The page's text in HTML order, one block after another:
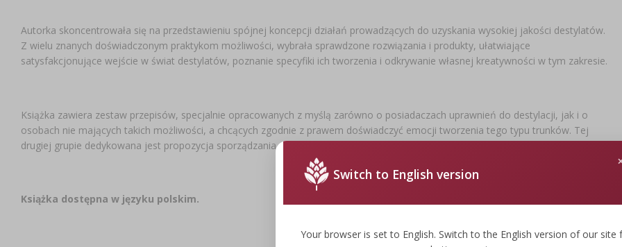
Autorka skoncentrowała się na przedstawieniu spójnej koncepcji działań prowadzących do uzyskania wysokiej jakości destylatów.
Z wielu znanych doświadczonym praktykom możliwości, wybrała sprawdzone rozwiązania i produkty, ułatwiające
satysfakcjonujące wejście w świat destylatów, poznanie specyfiki ich tworzenia i odkrywanie własnej kreatywności w tym zakresie.
Książka zawiera zestaw przepisów, specjalnie opracowanych z myślą zarówno o posiadaczach uprawnień do destylacji, jak i o
osobach nie mających takich możliwości, a chcących zgodnie z prawem doświadczyć emocji tworzenia tego typu trunków. Tej
drugiej grupie dedykowana jest propozycja sporządzania destylatów z nalewów.
Książka dostępna w języku polskim.
Switch to English version
Your browser is set to English. Switch to the English version of our site